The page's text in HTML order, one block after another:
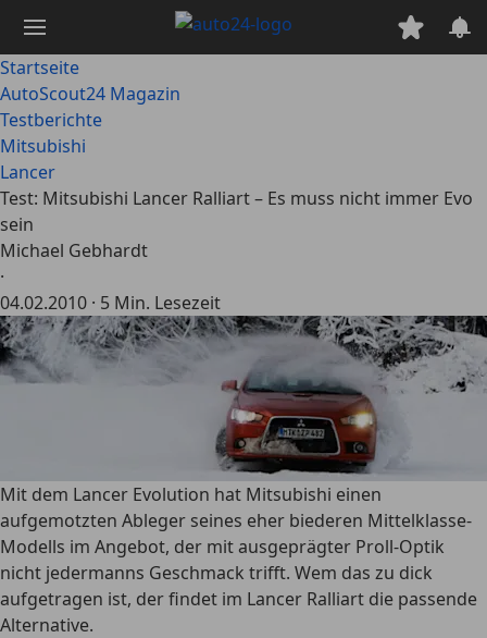
Hauptinhalt
springen
Startseite
AutoScout24 Magazin
Testberichte
Mitsubishi
Lancer
Test: Mitsubishi Lancer Ralliart – Es muss nicht immer Evo
sein
Michael Gebhardt
·
04.02.2010 · 5 Min. Lesezeit
Mit dem Lancer Evolution hat Mitsubishi einen
aufgemotzten Ableger seines eher biederen Mittelklasse-
Modells im Angebot, der mit ausgeprägter Proll-Optik
nicht jedermanns Geschmack trifft. Wem das zu dick
aufgetragen ist, der findet im Lancer Ralliart die passende
Alternative.